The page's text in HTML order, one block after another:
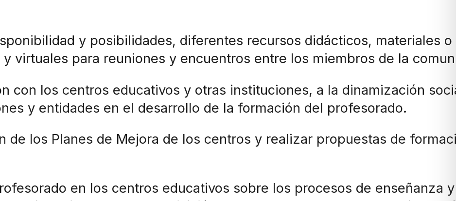
y posibilidades, diferentes recursos didácticos, materiales
virtuales para reuniones y encuentros entre los miembros de la
con los centros educativos y otras instituciones, a la dinamización
y entidades en el desarrollo de la formación del profesorado.
de los Planes de Mejora de los centros y realizar propuestas de
en los centros educativos sobre los procesos de enseñanza